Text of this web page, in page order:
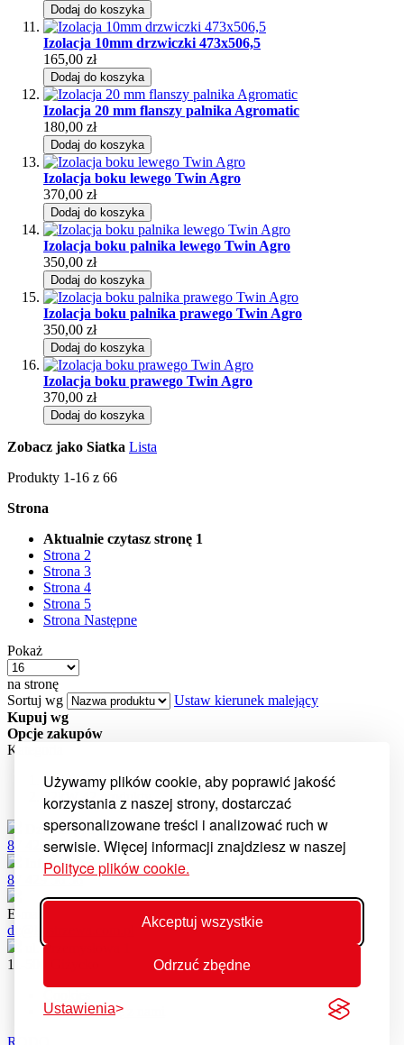
Używamy plików cookie, aby poprawić jakość
korzystania z naszej strony, dostarczać
spersonalizowane treści i analizować ruch w
serwisie. Więcej informacji znajdziesz w naszej
Polityce plików cookie.
Akceptuj wszystkie
Odrzuć zbędne
Ustawienia
Dodaj do koszyka
Izolacja 10mm drzwiczki 473x506,5
165,00 zł
Dodaj do koszyka
Izolacja 20 mm flanszy palnika Agromatic
180,00 zł
Dodaj do koszyka
Izolacja boku lewego Twin Agro
370,00 zł
Dodaj do koszyka
Izolacja boku palnika lewego Twin Agro
350,00 zł
Dodaj do koszyka
Izolacja boku palnika prawego Twin Agro
350,00 zł
Dodaj do koszyka
Izolacja boku prawego Twin Agro
370,00 zł
Dodaj do koszyka
Zobacz jako Siatka Lista
Produkty 1-16 z 66
Strona
Aktualnie czytasz stronę 1
Strona 2
Strona 3
Strona 4
Strona 5
Strona Następne
Pokaż
na stronę
Sortuj wg
Ustaw kierunek malejący
Kupuj wg
Opcje zakupów
Kategoria
24 kW54produkty
32kW
42 produkty
Dział części
87 429 56 21
Infolinia serwisowa
87 429 56 56
E-mail
dc@kostrzewa.com.pl
ul. Przemysłowa 1
11-500 Giżycko
Skontaktuj się z nami
RODO